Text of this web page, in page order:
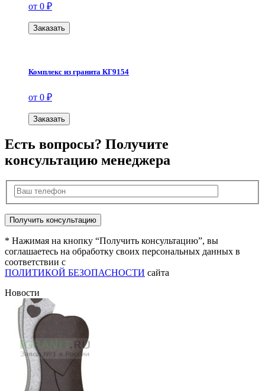
от 0 ₽
Заказать
Комплекс из гранита КГ9154
от 0 ₽
Заказать
Есть вопросы? Получите
консультацию менеджера
* Нажимая на кнопку “Получить консультацию”, вы
соглашаетесь на обработку своих персональных данных в
соответствии с
ПОЛИТИКОЙ БЕЗОПАСНОСТИ сайта
Новости